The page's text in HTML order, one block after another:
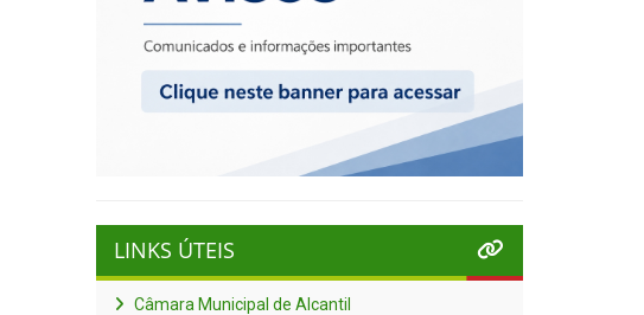
LINKS ÚTEIS
Câmara Municipal de Alcantil